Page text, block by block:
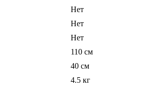
Нет
Нет
Нет
110 см
40 см
4.5 кг